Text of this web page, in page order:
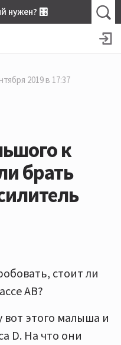
нужен? 🎛
2019 в 17:37
к
брать
стоит ли
AB?
вот этого малыша и
D. На что они